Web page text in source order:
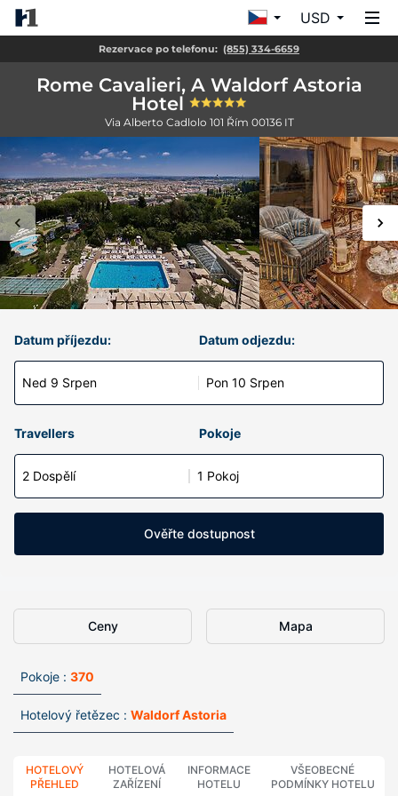
USD
Rezervace po telefonu: (855) 334-6659
Rome Cavalieri, A Waldorf Astoria
Hotel
Via Alberto Cadlolo 101 Řím 00136 IT
Datum příjezdu:
Ned 9 Srpen
Datum odjezdu:
Pon 10 Srpen
Travellers Pokoje
2 Dospělí 1 Pokoj
Ověřte dostupnost
Ceny Mapa
Pokoje : 370
Hotelový řetězec : Waldorf Astoria
HOTELOVÝ
PŘEHLED
HOTELOVÁ
ZAŘÍZENÍ
INFORMACE
HOTELU
VŠEOBECNÉ
PODMÍNKY HOTELU